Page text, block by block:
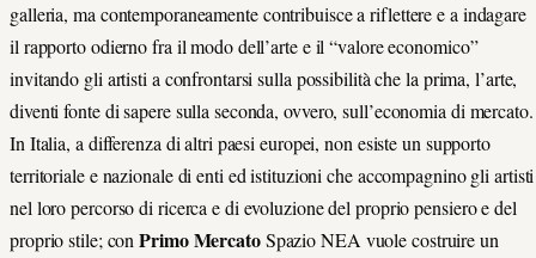
galleria, ma contemporaneamente contribuisce a riflettere e a indagare
il rapporto odierno fra il modo dell’arte e il “valore economico”
invitando gli artisti a confrontarsi sulla possibilità che la prima, l’arte,
diventi fonte di sapere sulla seconda, ovvero, sull’economia di mercato.
In Italia, a differenza di altri paesi europei, non esiste un supporto
territoriale e nazionale di enti ed istituzioni che accompagnino gli artisti
nel loro percorso di ricerca e di evoluzione del proprio pensiero e del
proprio stile; conPrimo MercatoSpazio NEA vuole costruire un